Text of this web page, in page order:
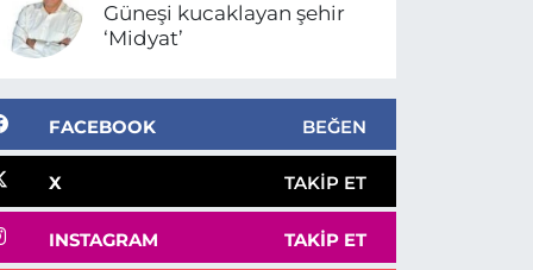
Güneşi kucaklayan şehir
‘Midyat’
FACEBOOK BEĞEN
X TAKIP ET
INSTAGRAM TAKIP ET